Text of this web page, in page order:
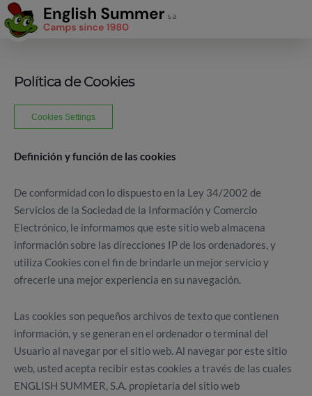
Política de Cookies
Cookies Settings
Definición y función de las cookies
De conformidad con lo dispuesto en la Ley 34/2002 de
Servicios de la Sociedad de la Información y Comercio
Electrónico, le informamos que este sitio web almacena
información sobre las direcciones IP de los ordenadores, y
utiliza Cookies con el fin de brindarle un mejor servicio y
ofrecerle una mejor experiencia en su navegación.
Las cookies son pequeños archivos de texto que contienen
información, y se generan en el ordenador o terminal del
Usuario al navegar por el sitio web. Al navegar por este sitio
web, usted acepta recibir estas cookies a través de las cuales
ENGLISH SUMMER, S.A. propietaria del sitio web